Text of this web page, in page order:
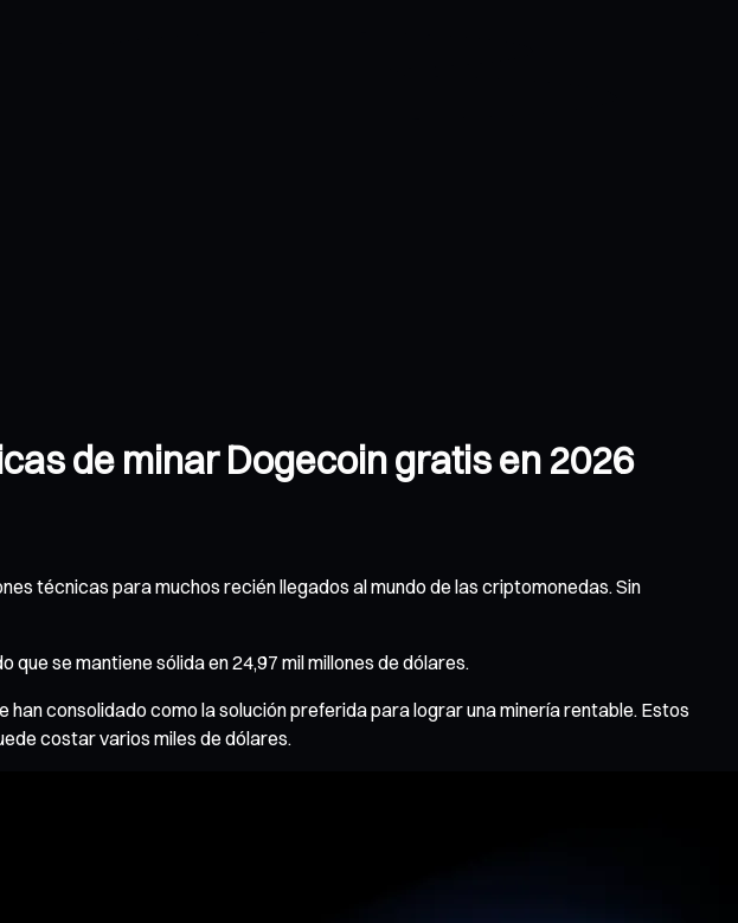
de minar Dogecoin gratis en 2026
técnicas para muchos recién llegados al mundo de las criptomonedas. Sin
se mantiene sólida en 24,97 mil millones de dólares.
consolidado como la solución preferida para lograr una minería rentable. Estos
costar varios miles de dólares.